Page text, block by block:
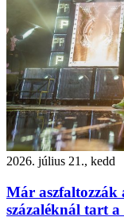
2026. július 21., kedd
Már
százaléknál tart a